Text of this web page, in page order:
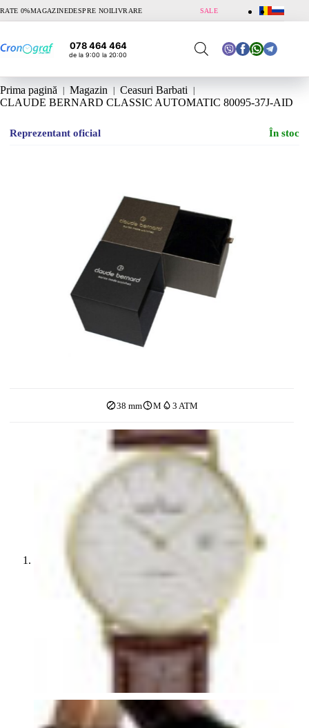
RATE 0%MAGAZINEDESPRE NOILIVRARE SALE
078 464 464
de la 9:00 la 20:00
Prima pagină Magazin
Ceasuri Barbati
CLAUDE BERNARD CLASSIC AUTOMATIC 80095-37J-AID
Reprezentant oficial În stoc
38 mm M 3 ATM